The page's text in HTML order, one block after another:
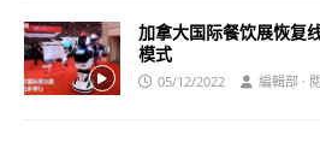
加拿大国际餐饮展恢复
模式
05/12/2022 編輯部 ·